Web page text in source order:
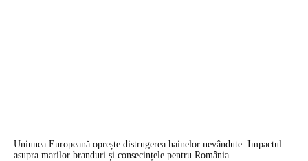
Uniunea Europeană oprește distrugerea hainelor nevândute: Impactul
asupra marilor branduri și consecințele pentru România.